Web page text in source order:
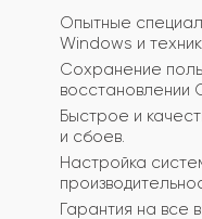
Опытные
Windows и
Сохранение
восстановлении
Быстрое и
и сбоев.
Настройка
Гарантия на все